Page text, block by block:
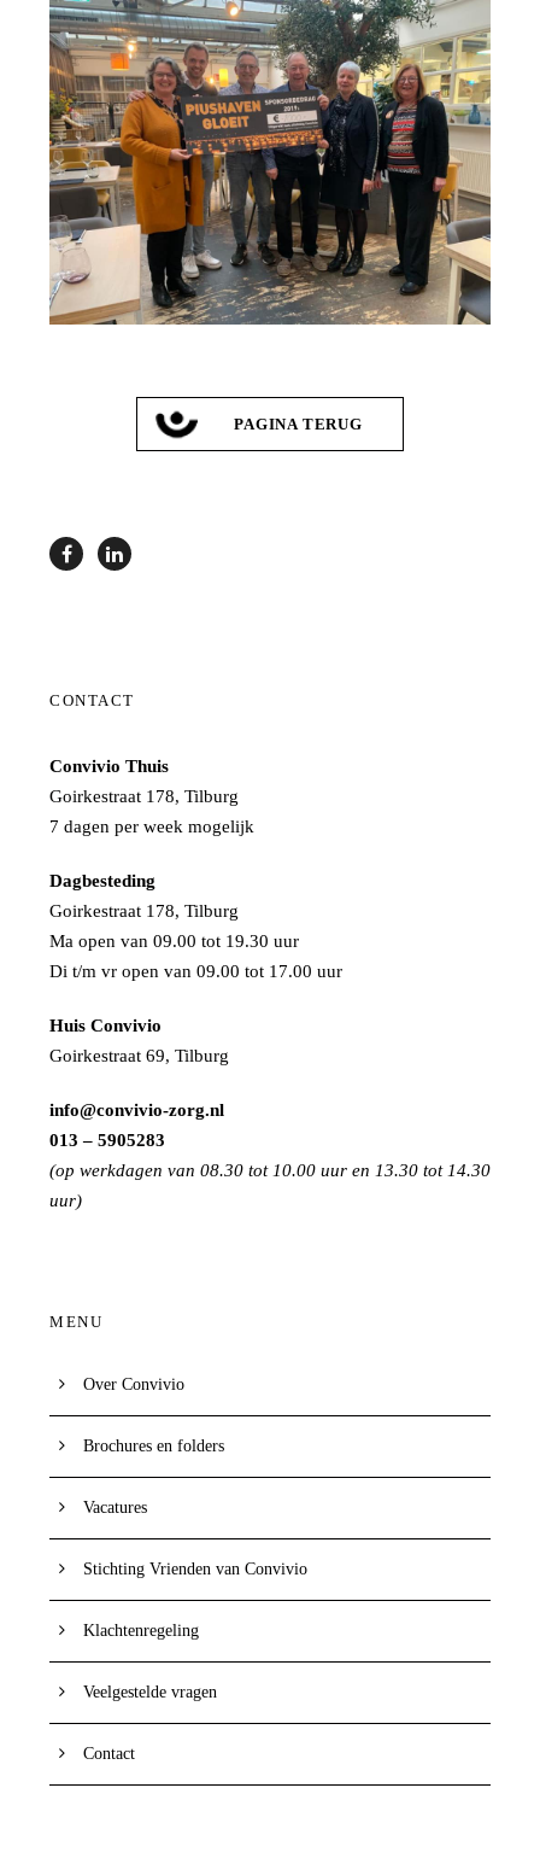
PAGINA TERUG
CONTACT
Convivio Thuis
Goirkestraat 178, Tilburg
7 dagen per week mogelijk
Dagbesteding
Goirkestraat 178, Tilburg
Ma open van 09.00 tot 19.30 uur
Di t/m vr open van 09.00 tot 17.00 uur
Huis Convivio
Goirkestraat 69, Tilburg
info@convivio-zorg.nl
013 – 5905283
(op werkdagen van 08.30 tot 10.00 uur en 13.30 tot 14.30
uur)
MENU
Over Convivio
Brochures en folders
Vacatures
Stichting Vrienden van Convivio
Klachtenregeling
Veelgestelde vragen
Contact